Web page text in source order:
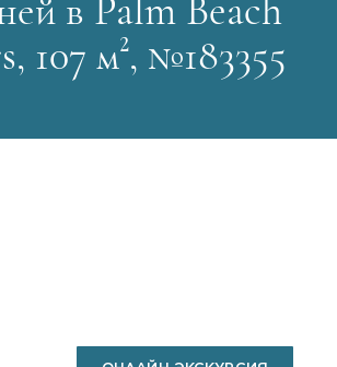
в Palm Beach
107 м², №183355